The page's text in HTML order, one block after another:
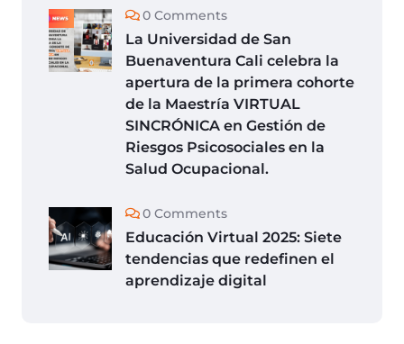
0 Comments
La Universidad de San
Buenaventura Cali celebra la
apertura de la primera cohorte
de la Maestría VIRTUAL
SINCRÓNICA en Gestión de
Riesgos Psicosociales en la
Salud Ocupacional.
0 Comments
Educación Virtual 2025: Siete
tendencias que redefinen el
aprendizaje digital